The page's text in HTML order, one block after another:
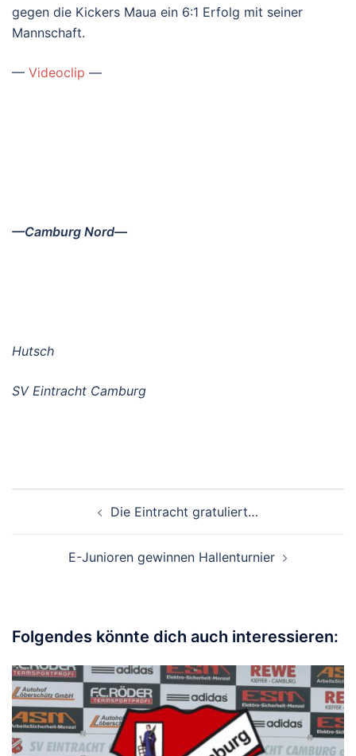
gegen die Kickers Maua ein 6:1 Erfolg mit seiner
Mannschaft.
— Videoclip —
—Camburg Nord—
Hutsch
SV Eintracht Camburg
Die Eintracht gratuliert…
E-Junioren gewinnen Hallenturnier
Folgendes könnte dich auch interessieren: